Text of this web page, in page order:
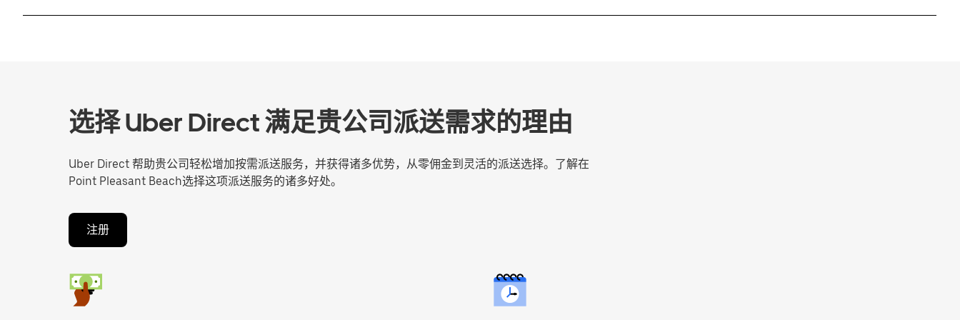
选择 Uber Direct 满足贵公司派送需求的理由
Uber Direct 帮助贵公司轻松增加按需派送服务，并获得诸多优势，从零佣金到灵活的派送选择。了解在
Point Pleasant Beach选择这项派送服务的诸多好处。
注册